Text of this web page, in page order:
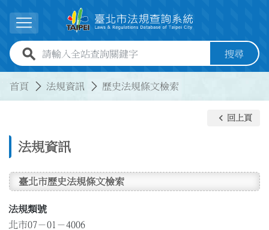
展開選單
全站查詢關鍵字欄位 搜尋
首頁 法規資訊 歷史法規條文檢索
法規資訊
keyboard_arrow_left 回上頁
臺北市歷史法規條文檢索
法規類號
北市07－01－4006